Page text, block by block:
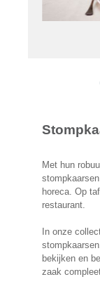
Met hun
horeca. Op
restaurant.
In onze
bekijken en
zaak